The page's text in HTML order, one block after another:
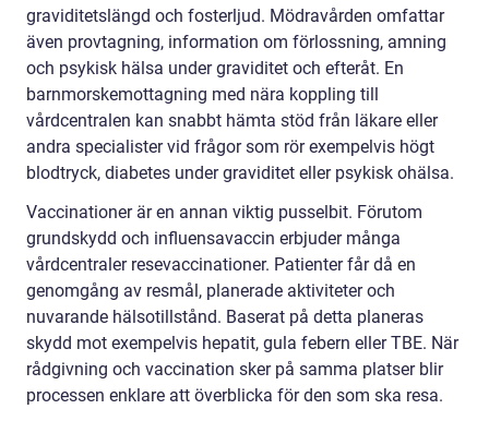
graviditetslängd och fosterljud. Mödravården omfattar
även provtagning, information om förlossning, amning
och psykisk hälsa under graviditet och efteråt. En
barnmorskemottagning med nära koppling till
vårdcentralen kan snabbt hämta stöd från läkare eller
andra specialister vid frågor som rör exempelvis högt
blodtryck, diabetes under graviditet eller psykisk ohälsa.
Vaccinationer är en annan viktig pusselbit. Förutom
grundskydd och influensavaccin erbjuder många
vårdcentraler resevaccinationer. Patienter får då en
genomgång av resmål, planerade aktiviteter och
nuvarande hälsotillstånd. Baserat på detta planeras
skydd mot exempelvis hepatit, gula febern eller TBE. När
rådgivning och vaccination sker på samma platser blir
processen enklare att överblicka för den som ska resa.